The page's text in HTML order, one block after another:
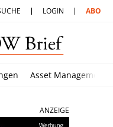
LOGIN ABO
Asset Management
ANZEIGE